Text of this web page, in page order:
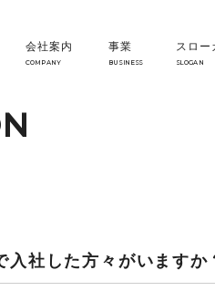
会社案内
COMPANY
事業
BUSINESS
スロー
SLOGAN
社した方々がいますか